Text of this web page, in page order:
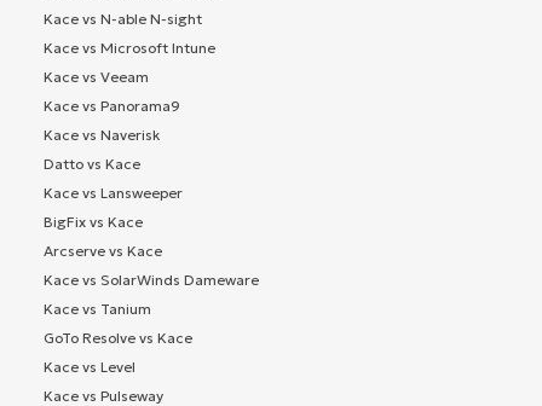
Kace vs N-able N-sight
Kace vs Microsoft Intune
Kace vs Veeam
Kace vs Panorama9
Kace vs Naverisk
Datto vs Kace
Kace vs Lansweeper
BigFix vs Kace
Arcserve vs Kace
Kace vs SolarWinds Dameware
Kace vs Tanium
GoTo Resolve vs Kace
Kace vs Level
Kace vs Pulseway